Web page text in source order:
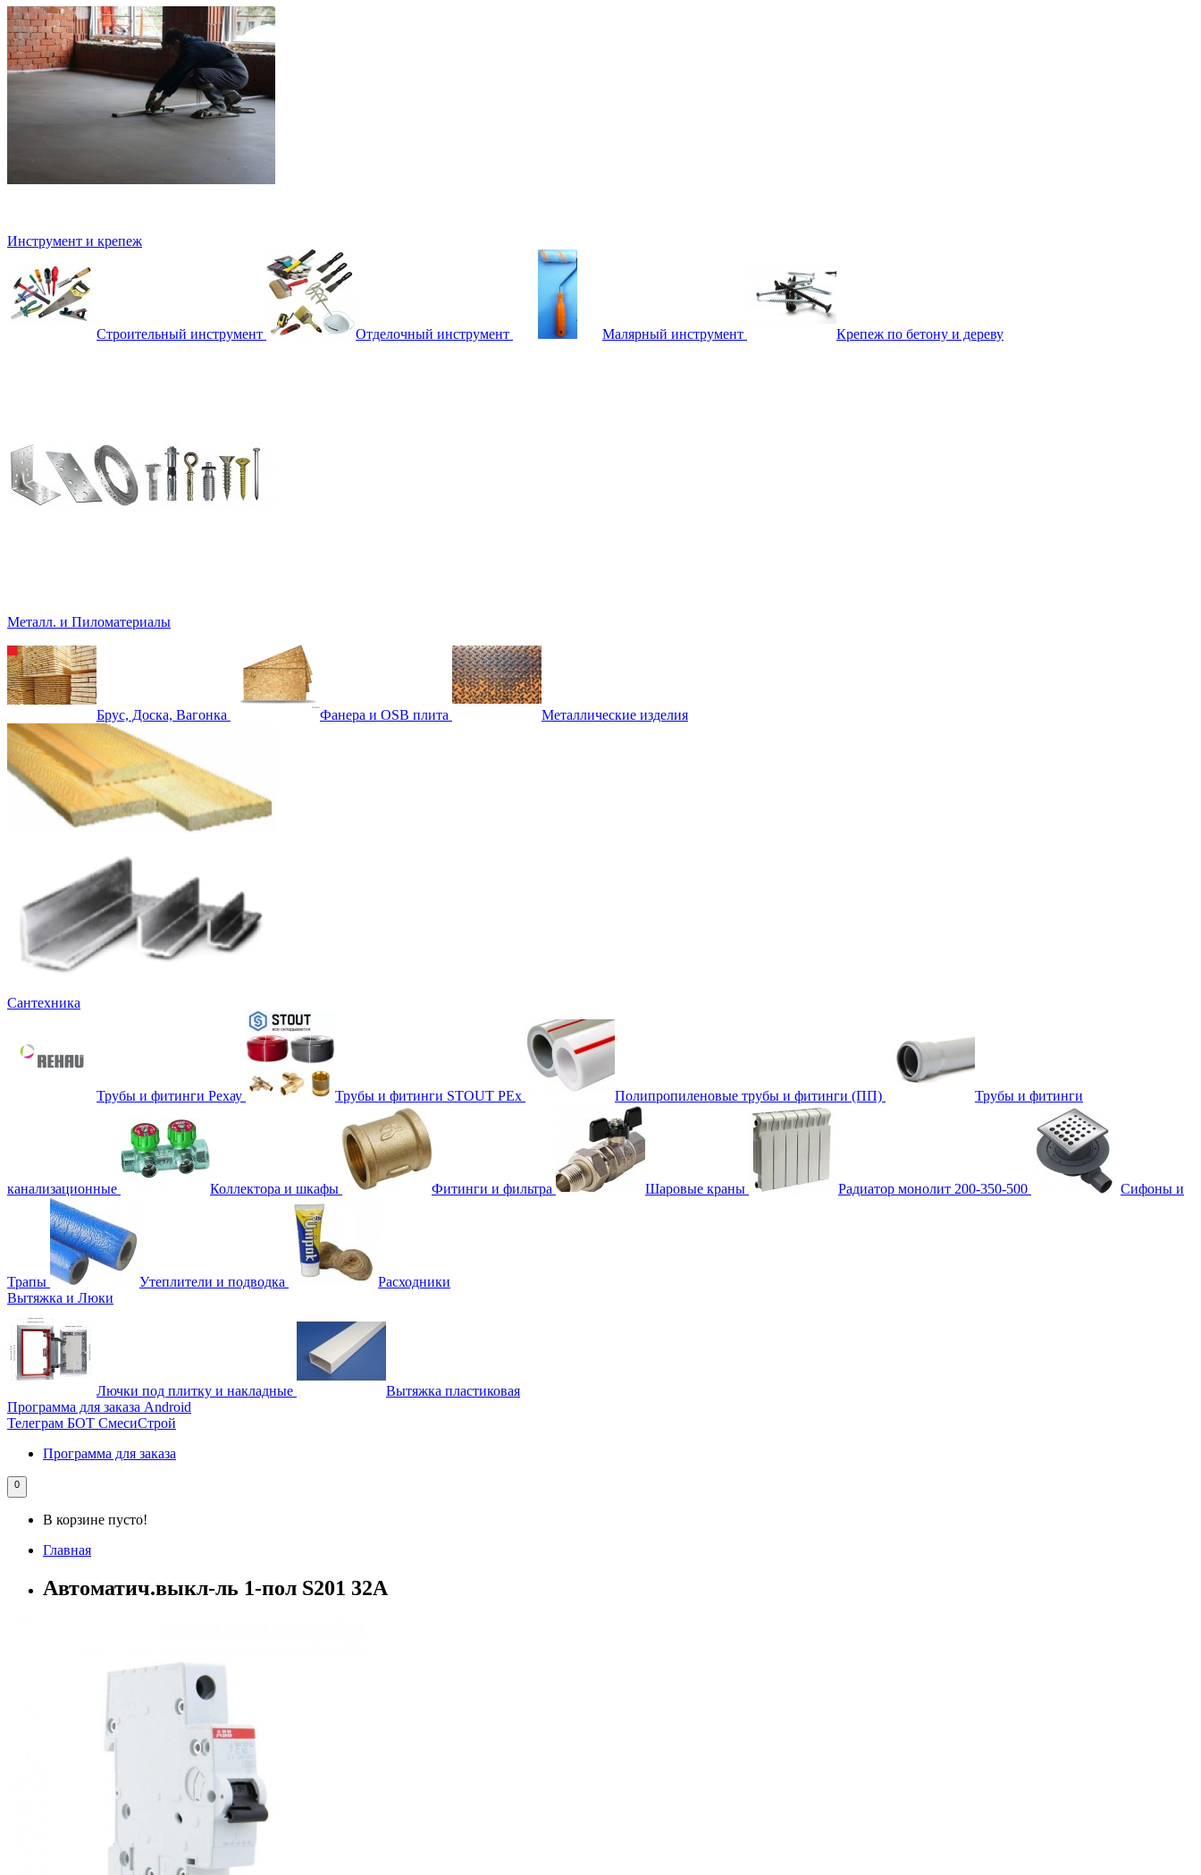
Инструмент и крепеж
Строительный инструмент Отделочный инструмент Малярный инструмент Крепеж по бетону и дереву
Металл. и Пиломатериалы
Брус, Доска, Вагонка Фанера и OSB плита Металлические изделия
Сантехника
Трубы и фитинги Рехау Трубы и фитинги STOUT PEx Полипропиленовые трубы и фитинги (ПП) Трубы и фитинги
канализационные Коллектора и шкафы Фитинги и фильтра Шаровые краны Радиатор монолит 200-350-500 Сифоны и
Трапы Утеплители и подводка
Расходники
Вытяжка и Люки
Лючки под плитку и накладные
Вытяжка пластиковая
Программа для заказа Android
Телеграм БОТ СмесиСтрой
Программа для заказа
0
В корзине пусто!
Главная
Автоматич.выкл-ль 1-пол S201 32А